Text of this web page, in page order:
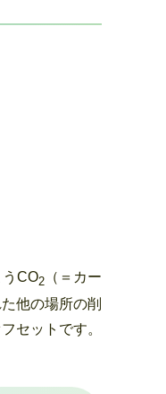
CO2（＝カー
他の場所の削
セットです。